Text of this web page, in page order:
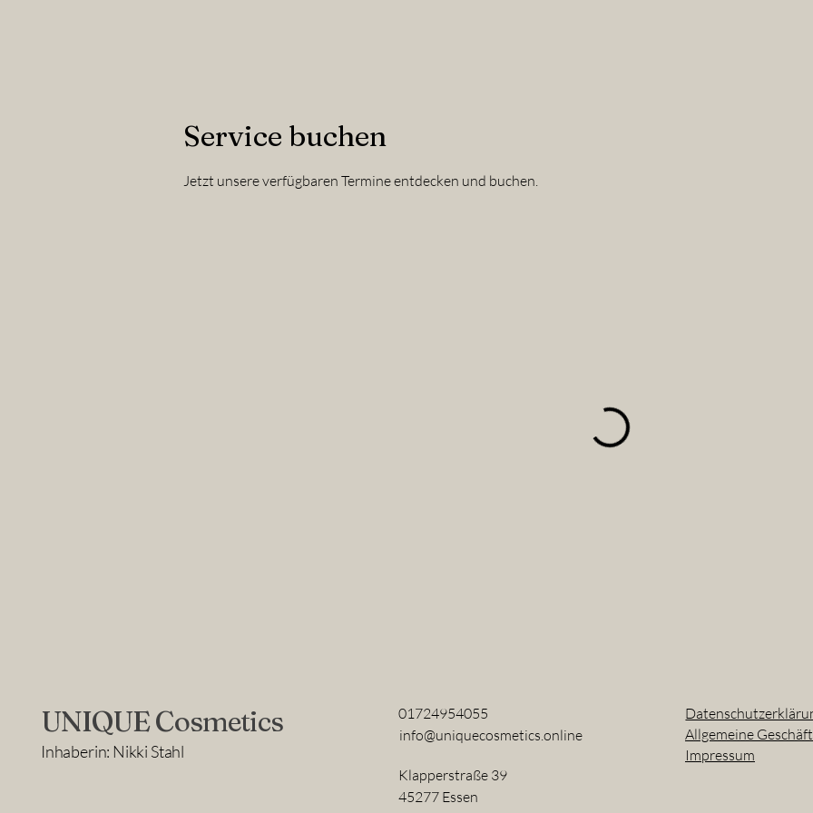
Service buchen
Jetzt unsere verfügbaren Termine entdecken und buchen.
UNIQUE Cosmetics
Inhaberin: Nikki Stahl
01724954055
info@uniquecosmetics.online
Klapperstraße 39
45277 Essen
Allgemeine
Impressum